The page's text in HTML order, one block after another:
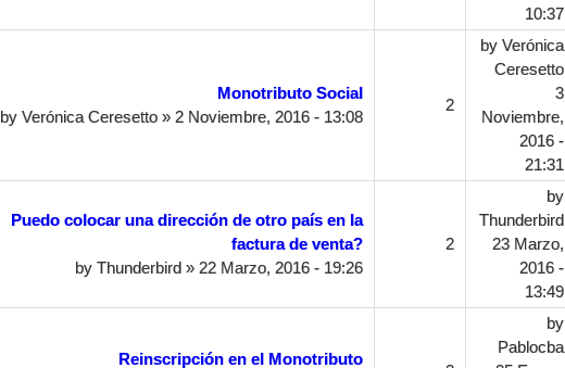
10:37
Monotributo Social
by Verónica Ceresetto» 2 Noviembre, 2016 - 13:08
2
by Verónica
Ceresetto
3
Noviembre,
2016 -
21:31
Puedo colocar una dirección de otro país en la
factura de venta?
by Thunderbird» 22 Marzo, 2016 - 19:26
2
by
Thunderbird
23 Marzo,
2016 -
13:49
Reinscripción en el Monotributo
by
Pablocba